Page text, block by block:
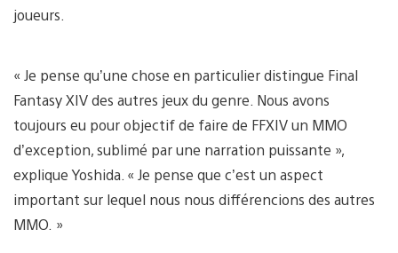
joueurs.
« Je pense qu’une chose en particulier distingue Final
Fantasy XIV des autres jeux du genre. Nous avons
toujours eu pour objectif de faire de FFXIV un MMO
d’exception, sublimé par une narration puissante »,
explique Yoshida. « Je pense que c’est un aspect
important sur lequel nous nous différencions des autres
MMO. »